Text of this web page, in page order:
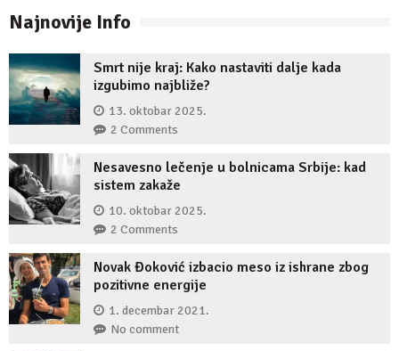
Najnovije Info
Smrt nije kraj: Kako nastaviti dalje kada
izgubimo najbliže?
13. oktobar 2025.
2 Comments
Nesavesno lečenje u bolnicama Srbije: kad
sistem zakaže
10. oktobar 2025.
2 Comments
Novak Đoković izbacio meso iz ishrane zbog
pozitivne energije
1. decembar 2021.
No comment